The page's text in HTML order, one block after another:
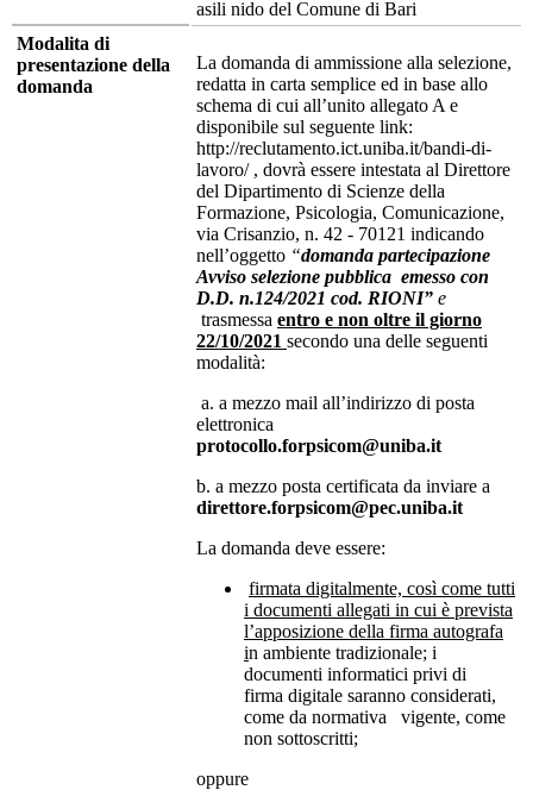
asili nido del Comune di Bari
Modalita di
presentazione della
domanda
La domanda di ammissione alla selezione,
redatta in carta semplice ed in base allo
schema di cui all’unito allegato A e
disponibile sul seguente link:
http://reclutamento.ict.uniba.it/bandi-di-
lavoro/ , dovrà essere intestata al Direttore
del Dipartimento di Scienze della
Formazione, Psicologia, Comunicazione,
via Crisanzio, n. 42 - 70121 indicando
nell’oggetto “domanda partecipazione
Avviso selezione pubblica emesso con
D.D. n.124/2021 cod. RIONI” e
trasmessa entro e non oltre il giorno
22/10/2021 secondo una delle seguenti
modalità:
a. a mezzo mail all’indirizzo di posta
elettronica
protocollo.forpsicom@uniba.it
b. a mezzo posta certificata da inviare a
direttore.forpsicom@pec.uniba.it
La domanda deve essere:
firmata digitalmente, così come tutti
i documenti allegati in cui è prevista
l’apposizione della firma autografa
in ambiente tradizionale; i
documenti informatici privi di
firma digitale saranno considerati,
come da normativa vigente, come
non sottoscritti;
oppure